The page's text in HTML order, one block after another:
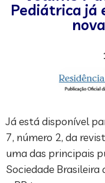
Pediátrica já
Já está disponível
7, número 2, da
uma das principais
Sociedade Brasileira